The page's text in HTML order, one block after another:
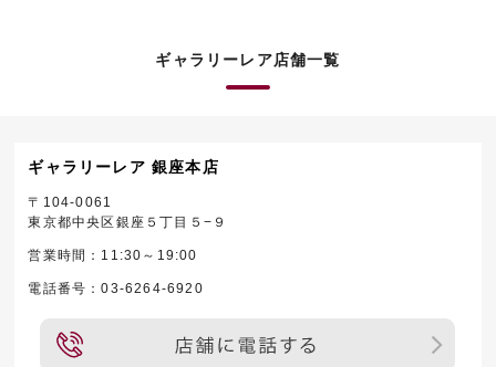
ギャラリーレア店舗一覧
ギャラリーレア 銀座本店
〒104-0061
東京都中央区銀座５丁目５−９
営業時間：11:30～19:00
電話番号：03-6264-6920